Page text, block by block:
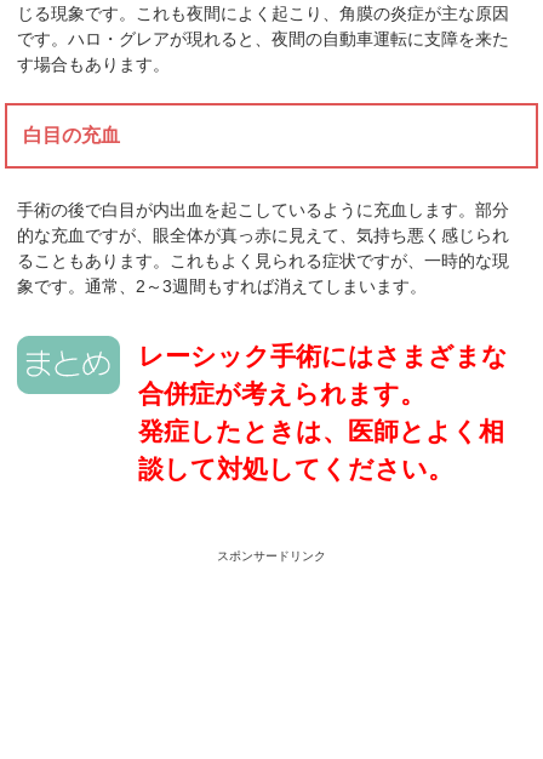
じる現象です。これも夜間によく起こり、角膜の炎症が主な原因
です。ハロ・グレアが現れると、夜間の自動車運転に支障を来た
す場合もあります。
白目の充血
手術の後で白目が内出血を起こしているように充血します。部分
的な充血ですが、眼全体が真っ赤に見えて、気持ち悪く感じられ
ることもあります。これもよく見られる症状ですが、一時的な現
象です。通常、2～3週間もすれば消えてしまいます。
レーシック手術にはさまざまな
合併症が考えられます。
発症したときは、医師とよく相
談して対処してください。
スポンサードリンク